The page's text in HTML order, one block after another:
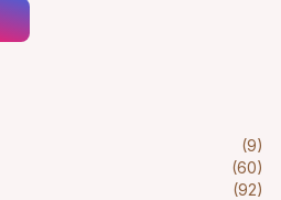
(9)
(60)
(92)